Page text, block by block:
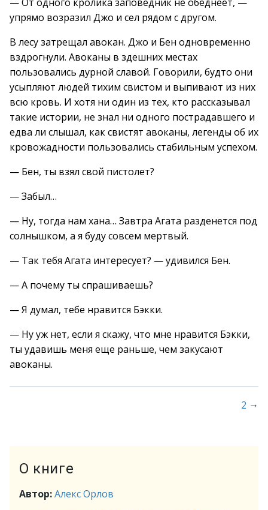
упрямо возразил Джо и сел рядом с другом.
В лесу затрещал авокан. Джо и Бен одновременно
вздрогнули. Авоканы в здешних местах
пользовались дурной славой. Говорили, будто они
усыпляют людей тихим свистом и выпивают из них
всю кровь. И хотя ни один из тех, кто рассказывал
такие истории, не знал ни одного пострадавшего и
едва ли слышал, как свистят авоканы, легенды об их
кровожадности пользовались стабильным успехом.
— Бен, ты взял свой пистолет?
— Забыл…
— Ну, тогда нам хана… Завтра Агата разденется под
солнышком, а я буду совсем мертвый.
— Так тебя Агата интересует? — удивился Бен.
— А почему ты спрашиваешь?
— Я думал, тебе нравится Бэкки.
— Ну уж нет, если я скажу, что мне нравится Бэкки,
ты удавишь меня еще раньше, чем закусают
авоканы.
2 →
О книге
Автор:Алекс Орлов